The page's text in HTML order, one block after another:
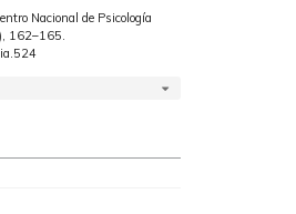
Nacional de Psicología
162–165.